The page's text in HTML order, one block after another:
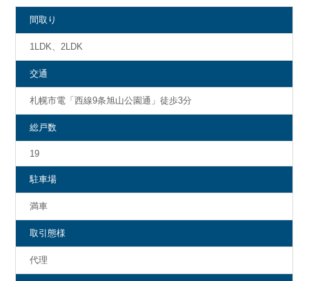
間取り
1LDK、2LDK
交通
札幌市電「西線9条旭山公園通」徒歩3分
総戸数
19
駐車場
満車
取引態様
代理